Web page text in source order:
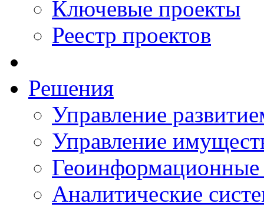
Ключевые проекты
Реестр проектов
Решения
Управление
Управление
Аналитические